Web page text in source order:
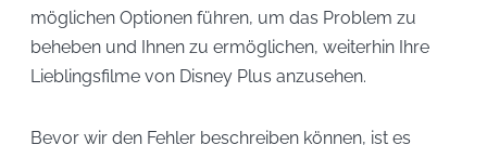
möglichen Optionen führen, um das Problem zu
beheben und Ihnen zu ermöglichen, weiterhin Ihre
Lieblingsfilme von Disney Plus anzusehen.
Bevor wir den Fehler beschreiben können, ist es